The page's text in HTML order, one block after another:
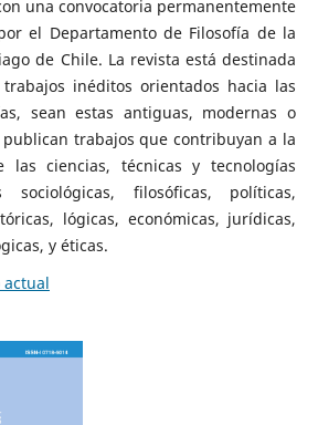
una convocatoria permanentemente
el Departamento de Filosofía de la
de Chile. La revista está destinada
inéditos orientados hacia las
sean estas antiguas, modernas o
publican trabajos que contribuyan a la
las ciencias, técnicas y tecnologías
sociológicas, filosóficas, políticas,
lógicas, económicas, jurídicas,
y éticas.